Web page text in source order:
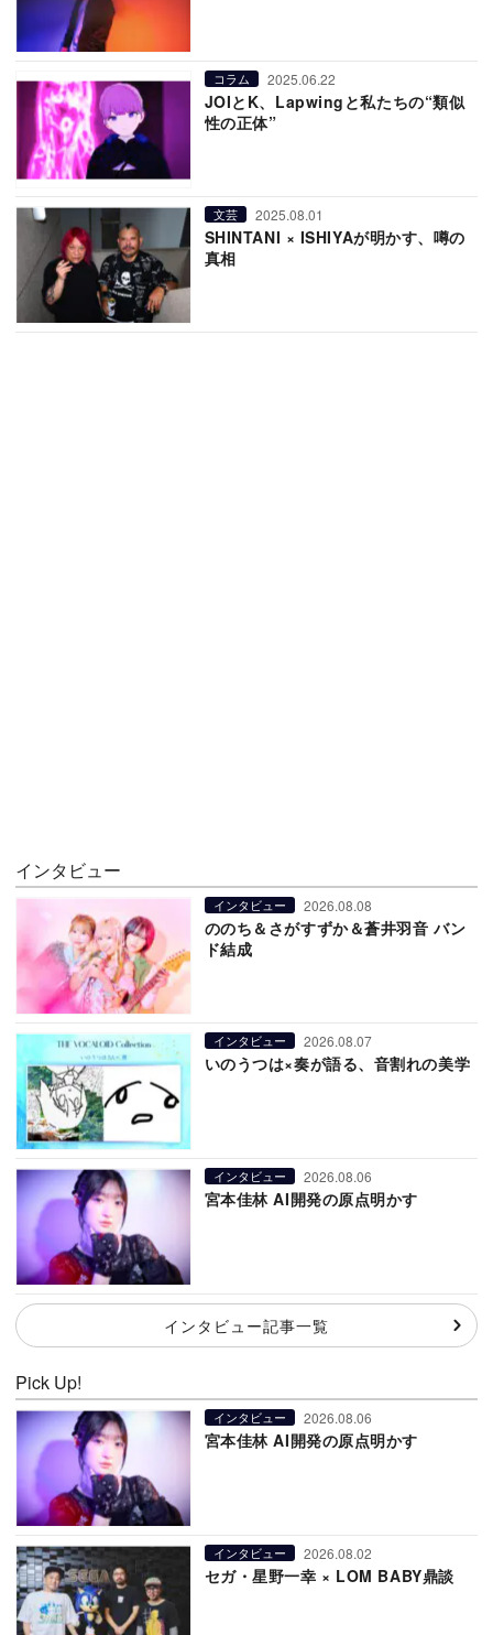
コラム 2025.06.22
JOIとK、Lapwingと私たちの“類似
性の正体”
文芸 2025.08.01
SHINTANI × ISHIYAが明かす、噂の
真相
インタビュー
インタビュー 2026.08.08
ののち＆さがすずか＆蒼井羽音 バン
ド結成
インタビュー 2026.08.07
いのうつは×奏が語る、音割れの美学
インタビュー 2026.08.06
宮本佳林 AI開発の原点明かす
インタビュー記事一覧
Pick Up!
インタビュー 2026.08.06
宮本佳林 AI開発の原点明かす
インタビュー 2026.08.02
セガ・星野一幸 × LOM BABY鼎談